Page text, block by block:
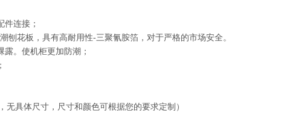
件连接；
刨花板，具有高耐用性-三聚氰胺箔，对于严格的市场安全。
。使机柜更加防潮；
无具体尺寸，尺寸和颜色可根据您的要求定制）